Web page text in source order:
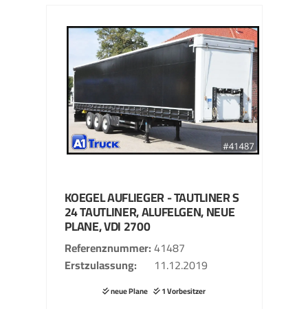
KOEGELAUFLIEGER - TAUTLINERS
24 TAUTLINER, ALUFELGEN, NEUE
PLANE, VDI 2700
Referenznummer 41487
Erstzulassung
11.12.2019
neue Plane 1 Vorbesitzer